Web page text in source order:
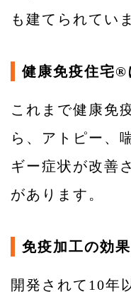
も建てられてい
健康免疫住宅®
これまで健康免
ら、アトピー、
ギー症状が改善
があります。
免疫加工の効
開発されて10年